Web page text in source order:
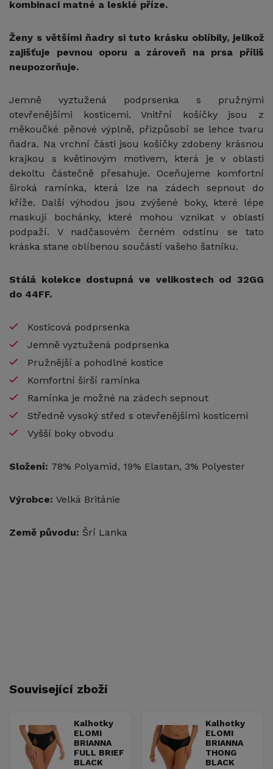
kombinaci matné a lesklé příze.
Ženy s většími ňadry si tuto krásku oblíbily, jelikož
zajišťuje pevnou oporu a zároveň na prsa příliš
neupozorňuje.
Jemně vyztužená podprsenka s pružnými
otevřenějšími kosticemi. Vnitřní košíčky jsou z
měkoučké pěnové výplně, přizpůsobí se lehce tvaru
ňadra. Na vrchní části jsou košíčky zdobeny krásnou
krajkou s květinovým motivem, která je v oblasti
dekoltu částečně přesahuje. Oceňujeme komfortní
široká ramínka, která lze na zádech sepnout do
kříže. Další výhodou jsou zvýšené boky, které lépe
maskují bochánky, které mohou vznikat v oblasti
podpaží. V nadčasovém černém odstínu se tato
kráska stane oblíbenou součástí vašeho šatníku.
Stálá kolekce dostupná ve velikostech od 32GG
do 44FF.
Kosticová podprsenka
Jemně vyztužená podprsenka
Pružnější a pohodlné kostice
Komfortní širší ramínka
Ramínka je možné na zádech sepnout
Středně vysoký střed s otevřenějšími kosticemi
Vyšší boky obvodu
Složení: 78% Polyamid, 19% Elastan, 3% Polyester
Výrobce: Velká Británie
Země původu: Šrí Lanka
Související zboží
Kalhotky
ELOMI
BRIANNA
FULL BRIEF
BLACK
Kalhotky
ELOMI
BRIANNA
THONG
BLACK